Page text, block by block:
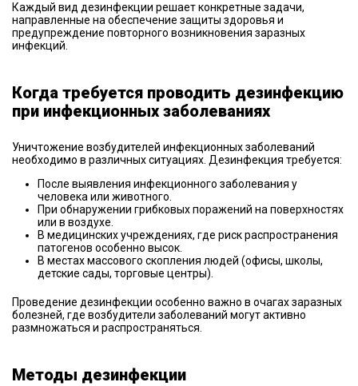
Каждый вид дезинфекции решает конкретные задачи,
направленные на обеспечение защиты здоровья и
предупреждение повторного возникновения заразных
инфекций.
Когда требуется проводить дезинфекцию
при инфекционных заболеваниях
Уничтожение возбудителей инфекционных заболеваний
необходимо в различных ситуациях. Дезинфекция требуется:
После выявления инфекционного заболевания у
человека или животного.
При обнаружении грибковых поражений на поверхностях
или в воздухе.
В медицинских учреждениях, где риск распространения
патогенов особенно высок.
В местах массового скопления людей (офисы, школы,
детские сады, торговые центры).
Проведение дезинфекции особенно важно в очагах заразных
болезней, где возбудители заболеваний могут активно
размножаться и распространяться.
Методы дезинфекции